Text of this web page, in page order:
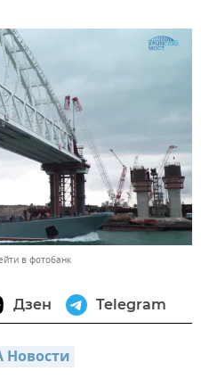
в фотобанк
Дзен Telegram
Новости